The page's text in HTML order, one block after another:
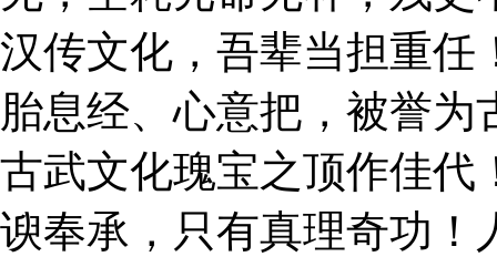
汉传文化，吾辈当担重任
胎息经、心意把，被誉
古武文化瑰宝之顶作佳代
谀奉承，只有真理奇功！